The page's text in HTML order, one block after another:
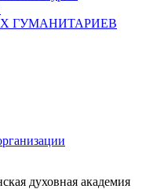
ГУМАНИТАРИЕВ
духовная академия